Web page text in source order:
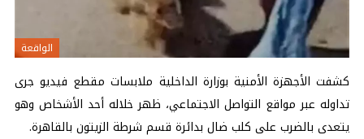
الواقعة
كشفت الأجهزة الأمنية بوزارة الداخلية ملابسات مقطع فيديو جرى
تداوله عبر مواقع التواصل الاجتماعي، ظهر خلاله أحد الأشخاص وهو
يتعدى بالضرب على كلب ضال بدائرة قسم شرطة الزيتون بالقاهرة.